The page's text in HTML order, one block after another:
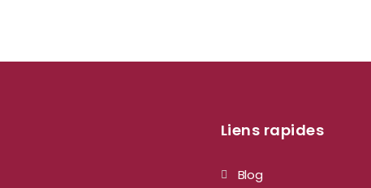
Liens rapides
Blog